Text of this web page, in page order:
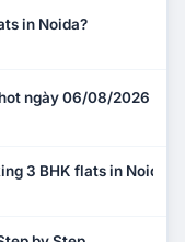
in Noida?
ngày 06/08/2026
3 BHK flats in Noida?